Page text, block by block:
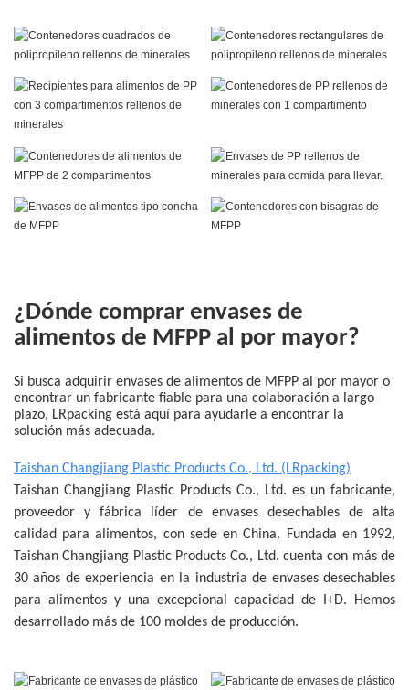
¿Dónde comprar envases de
alimentos de MFPP al por mayor?
Si busca adquirir envases de alimentos de MFPP al por mayor o
encontrar un fabricante fiable para una colaboración a largo
plazo, LRpacking está aquí para ayudarle a encontrar la
solución más adecuada.
Taishan Changjiang Plastic Products Co., Ltd. (LRpacking)
Taishan Changjiang Plastic Products Co., Ltd. es un fabricante,
proveedor y fábrica líder de envases desechables de alta
calidad para alimentos, con sede en China. Fundada en 1992,
Taishan Changjiang Plastic Products Co., Ltd. cuenta con más de
30 años de experiencia en la industria de envases desechables
para alimentos y una excepcional capacidad de I+D. Hemos
desarrollado más de 100 moldes de producción.